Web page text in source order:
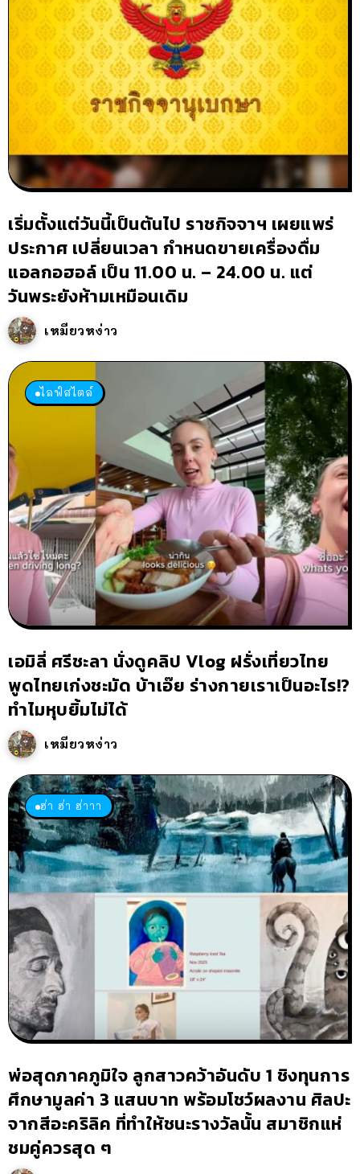
เริ่มตั้งแต่วันนี้เป็นต้นไป ราชกิจจาฯ เผยแพร่
ประกาศ เปลี่ยนเวลา กำหนดขายเครื่องดื่ม
แอลกอฮอล์ เป็น 11.00 น. – 24.00 น. แต่
วันพระยังห้ามเหมือนเดิม
เหมียวหง่าว
ไลฟ์สไตล์
เอมิลี่ ศรีชะลา นั่งดูคลิป Vlog ฝรั่งเที่ยวไทย
พูดไทยเก่งชะมัด บ้าเอ๊ย ร่างกายเราเป็นอะไร!?
ทำไมหุบยิ้มไม่ได้
เหมียวหง่าว
ฮ่า ฮ่า ฮ่าาา
พ่อสุดภาคภูมิใจ ลูกสาวคว้าอันดับ 1 ชิงทุนการ
ศึกษามูลค่า 3 แสนบาท พร้อมโชว์ผลงาน ศิลปะ
จากสีอะคริลิค ที่ทำให้ชนะรางวัลนั้น สมาชิกแห่
ชมคู่ควรสุด ๆ